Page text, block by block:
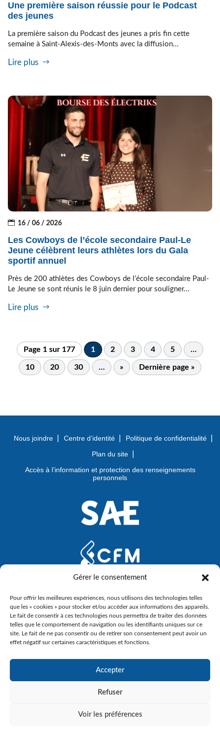
Gérer le consentement
Pour offrir les meilleures expériences, nous utilisons des technologies telles
que les « cookies » pour stocker et/ou accéder aux informations des appareils.
Le fait de consentir à ces technologies nous permettra de traiter des données
telles que le comportement de navigation ou les identifiants uniques sur ce
site. Le fait de ne pas consentir ou de retirer son consentement peut avoir un
effet négatif sur certaines caractéristiques et fonctions.
Accepter
Refuser
Voir les préférences
Une première saison réussie pour le Podcast
des jeunes
La première saison du Podcast des jeunes a pris fin cette
semaine à Saint-Alexis-des-Monts avec la diffusion...
Lire plus
16 / 06 / 2026
Les Cowboys de l’école secondaire Paul-Le
Jeune célèbrent leurs athlètes lors du Gala
sportif annuel
Près de 200 athlètes des Cowboys de l’école secondaire Paul-
Le Jeune se sont réunis le 8 juin dernier pour souligner...
Lire plus
Page 1 sur 177 1 2 3 4 5 …
10 20 30 … » Dernière page »
Nous joindre Centre d’identité
Politique de confidentialité
Plan du site
Accès à l’information et protection des renseignements
personnels